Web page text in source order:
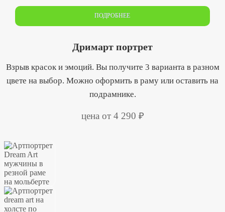
ПОДРОБНЕЕ
Дримарт портрет
Взрыв красок и эмоций. Вы получите 3 варианта в разном
цвете на выбор. Можно оформить в раму или оставить на
подрамнике.
цена от 4 290 ₽